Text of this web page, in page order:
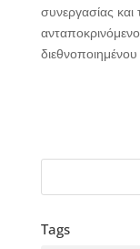
συνεργασίας και
Tags